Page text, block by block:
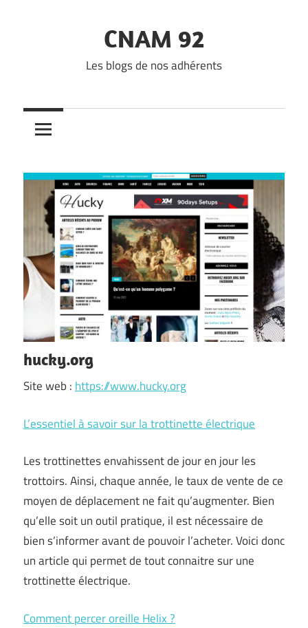
CNAM 92
Les blogs de nos adhérents
hucky.org
Site web : https://www.hucky.org
L’essentiel à savoir sur la trottinette électrique
Les trottinettes envahissent de jour en jour les
trottoirs. Ainsi, chaque année, le taux de vente de ce
moyen de déplacement ne fait qu’augmenter. Bien
qu’elle soit un outil pratique, il est nécessaire de
bien s’informer avant de pouvoir l’acheter. Voici donc
un article qui permet de tout connaitre sur une
trottinette électrique.
Comment percer oreille Helix ?